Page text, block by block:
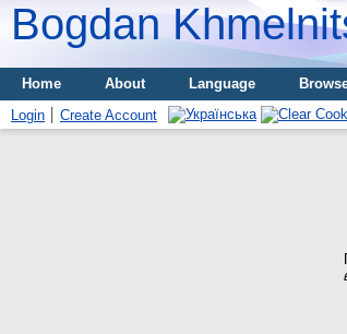
Bogdan
Home About Language
Login
Create Account